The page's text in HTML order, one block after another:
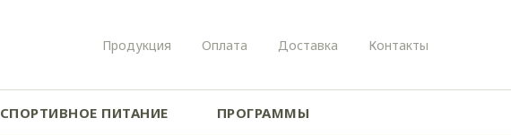
Продукция Оплата Доставка Контакты
СПОРТИВНОЕ ПИТАНИЕ ПРОГРАММЫ